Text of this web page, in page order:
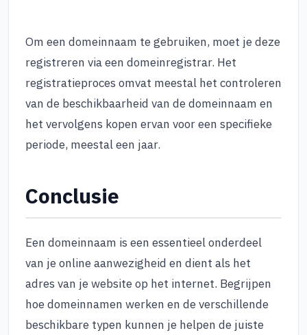
Om een domeinnaam te gebruiken, moet je deze
registreren via een domeinregistrar. Het
registratieproces omvat meestal het controleren
van de beschikbaarheid van de domeinnaam en
het vervolgens kopen ervan voor een specifieke
periode, meestal een jaar.
Conclusie
Een domeinnaam is een essentieel onderdeel
van je online aanwezigheid en dient als het
adres van je website op het internet. Begrijpen
hoe domeinnamen werken en de verschillende
beschikbare typen kunnen je helpen de juiste